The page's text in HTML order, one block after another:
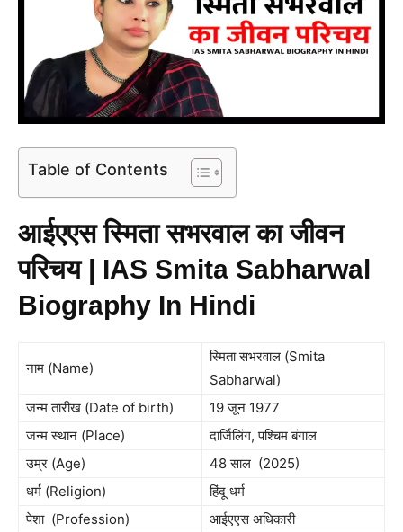
Table of Contents
आईएएस स्मिता सभरवाल का जीवन
परिचय | IAS Smita Sabharwal
Biography In Hindi
नाम (Name)
स्मिता सभरवाल (Smita
Sabharwal)
जन्म तारीख (Date of birth)
19 जून 1977
जन्म स्थान (Place)
दार्जिलिंग, पश्चिम बंगाल
उम्र (Age)
48 साल (2025)
धर्म (Religion)
हिंदू धर्म
पेशा (Profession)
आईएएस अधिकारी